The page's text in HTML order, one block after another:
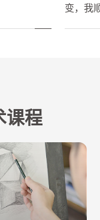
变，我
课程